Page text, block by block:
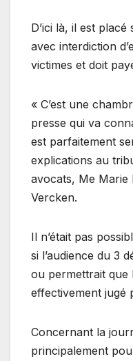
D’ici là, il est
avec interdiction
victimes et doit
« C’est une
presse qui va
est parfaitement
explications au
avocats, Me Marie
Vercken.
Il n’était pas
si l’audience du 3
ou permettrait que
effectivement jugé
Concernant la
principalement